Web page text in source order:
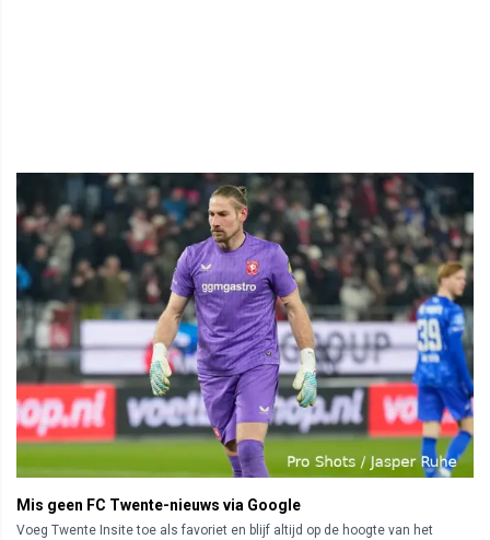
Mis geen FC Twente-nieuws via Google
Voeg Twente Insite toe als favoriet en blijf altijd op de hoogte van het